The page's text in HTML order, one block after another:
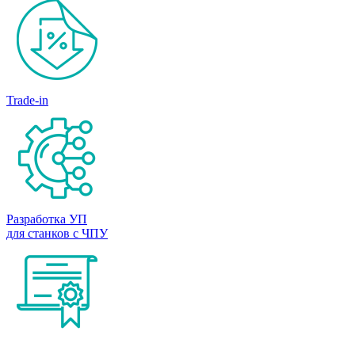
Trade-in
Разработка УП
для станков с ЧПУ